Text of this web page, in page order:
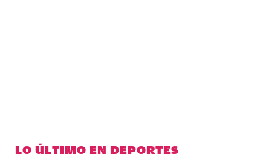
LO ÚLTIMO EN DEPORTES